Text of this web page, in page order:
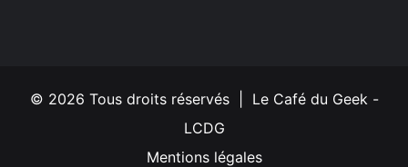
© 2026 Tous droits réservés | Le Café du Geek -
LCDG
Mentions légales